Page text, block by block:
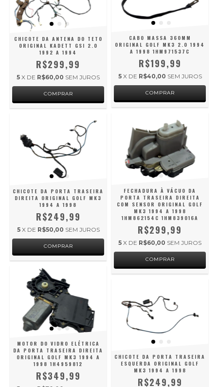
CHICOTE DA ANTENA DO TETO
ORIGINAL KADETT GSI 2.0
1992 A 1994
R$299,99
5 X DE R$60,00 SEM JUROS
CABO MASSA 360MM
ORIGINAL GOLF MK3 2.0 1994
A 1998 1HM971537C
R$199,99
5 X DE R$40,00 SEM JUROS
CHICOTE DA PORTA TRASEIRA
DIREITA ORIGINAL GOLF MK3
1994 A 1998
R$249,99
5 X DE R$50,00 SEM JUROS
FECHADURA À VÁCUO DA
PORTA TRASEIRA DIREITA
COM SENSOR ORIGINAL GOLF
MK3 1994 A 1998
1HM862154C 1HM839016A
R$299,99
5 X DE R$60,00 SEM JUROS
MOTOR DO VIDRO ELÉTRICA
DA PORTA TRASEIRA DIREITA
ORIGINAL GOLF MK3 1994 A
1998 1H4959812
R$349,99
CHICOTE DA PORTA TRASEIRA
ESQUERDA ORIGINAL GOLF
MK3 1994 A 1998
R$249,99